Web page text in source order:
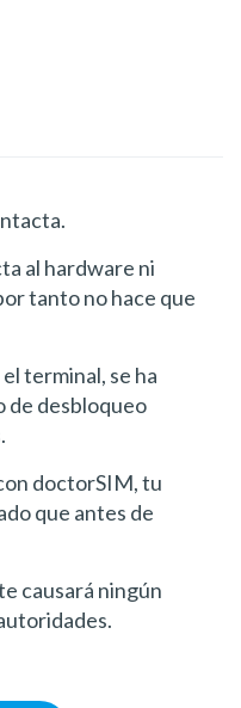
al hardware ni
tanto no hace que
terminal, se ha
de desbloqueo
doctorSIM, tu
que antes de
causará ningún